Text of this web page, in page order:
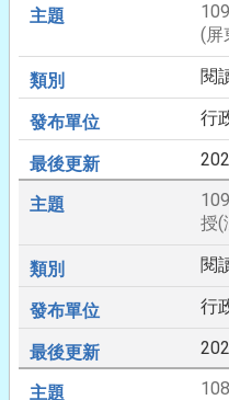
(屏
閱
行
授(
閱
行